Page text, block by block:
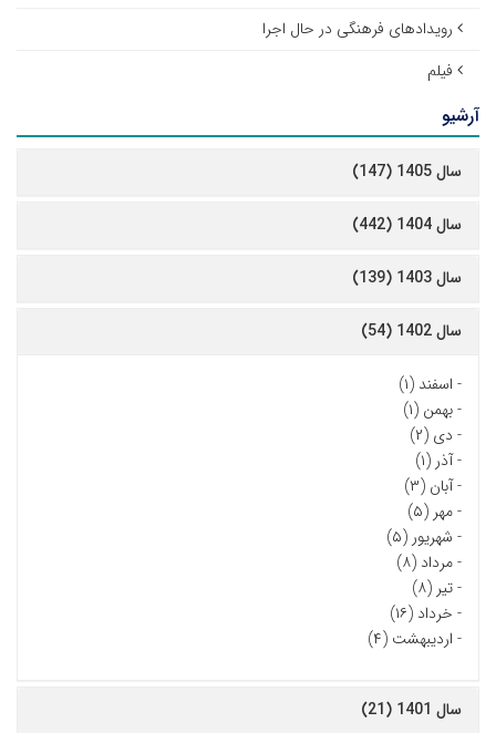
رویدادهای فرهنگی در حال اجرا
فیلم
آرشیو
سال 1405 (147)
سال 1404 (442)
سال 1403 (139)
سال 1402 (54)
- اسفند (۱)
-بهمن (۱)
- دی (۲)
-آذر (۱)
-آبان (۳)
-مهر (۵)
- شهریور (۵)
-مرداد (۸)
-تیر (۸)
- خرداد (۱۶)
- اردیبهشت (۴)
سال 1401 (21)